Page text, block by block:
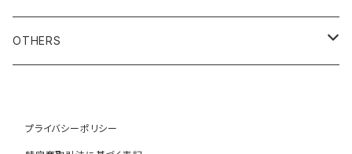
1995年
1996年
2005年
1999年
2005年
1991年
1993年
2000年
2002年
1989年
1990年
1992年
2000年代
2001年
1990年代
1991年
2000年
OTHERS
1985年・以前
1990年代
プライバシーポリシー